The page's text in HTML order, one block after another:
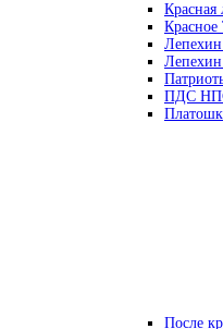
Красная
ПДС
После